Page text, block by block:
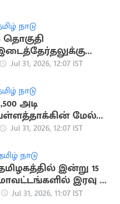
நாடு
தொகுதி
தடை நீட்டிப்பு..
உத்தரவு
Jul 31, 2026, 12:07 IST
நாடு
அடி
மேல்
அந்தரத்தில் சிக்கிய
Jul 31, 2026, 12:07 IST
நாடு
இன்று 15
இரவு 7
மணி வரை மழைக்கு
Jul 31, 2026, 11:07 IST